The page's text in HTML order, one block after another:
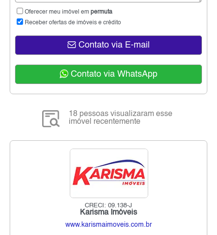
Oferecer meu imóvel em permuta
Receber ofertas de imóveis e crédito
Contato via E-mail
Contato via WhatsApp
18 pessoas visualizaram esse
imóvel recentemente
CRECI: 09.138-J
Karisma Imóveis
www.karismaimoveis.com.br